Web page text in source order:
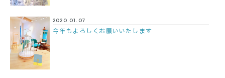
2020.01.07
今年もよろしくお願いいたします